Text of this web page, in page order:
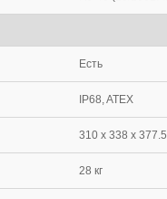
Есть
IP68, ATEX
310 x 338 x
28 кг